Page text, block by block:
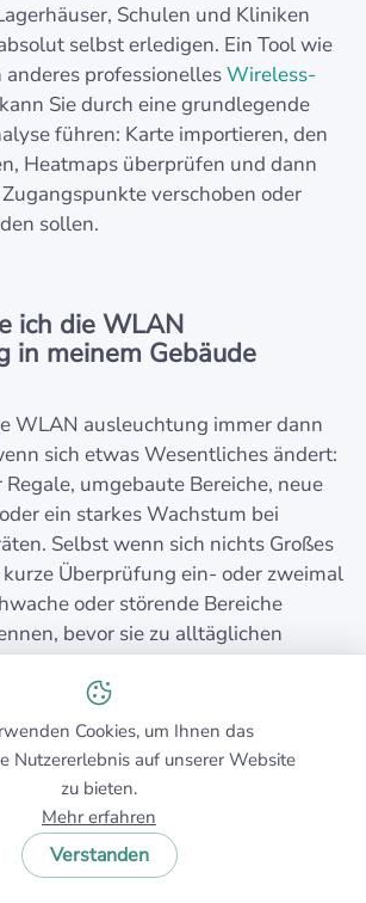
Schulen und Kliniken
selbst erledigen. Ein Tool wie
anderes professionellesWireless-
Sie durch eine grundlegende
führen: Karte importieren, den
Heatmaps überprüfen und dann
verschoben oder
sollen.
ich die WLAN
in meinem Gebäude
WLAN ausleuchtung immer dann
sich etwas Wesentliches ändert:
umgebaute Bereiche, neue
ein starkes Wachstum bei
Selbst wenn sich nichts Großes
Überprüfung ein- oder zweimal
oder störende Bereiche
bevor sie zu alltäglichen
haben noch Fragen?
Anfrageoder schreiben Sie uns ein
paar Worte.
Cookies, um Ihnen das
Nutzererlebnis auf unserer Website
zu bieten.
Mehr erfahren
Verstanden